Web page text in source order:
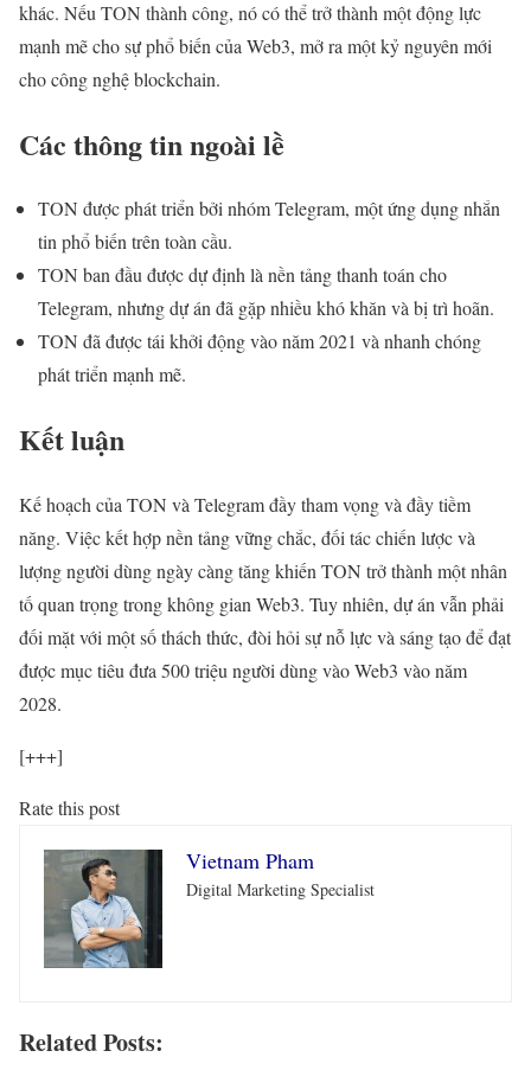
khác. Nếu TON thành công, nó có thể trở thành một động lực
mạnh mẽ cho sự phổ biến của Web3, mở ra một kỷ nguyên mới
cho công nghệ blockchain.
Các thông tin ngoài lề
TON được phát triển bởi nhóm Telegram, một ứng dụng nhắn
tin phổ biến trên toàn cầu.
TON ban đầu được dự định là nền tảng thanh toán cho
Telegram, nhưng dự án đã gặp nhiều khó khăn và bị trì hoãn.
TON đã được tái khởi động vào năm 2021 và nhanh chóng
phát triển mạnh mẽ.
Kết luận
Kế hoạch của TON và Telegram đầy tham vọng và đầy tiềm
năng. Việc kết hợp nền tảng vững chắc, đối tác chiến lược và
lượng người dùng ngày càng tăng khiến TON trở thành một nhân
tố quan trọng trong không gian Web3. Tuy nhiên, dự án vẫn phải
đối mặt với một số thách thức, đòi hỏi sự nỗ lực và sáng tạo để đạt
được mục tiêu đưa 500 triệu người dùng vào Web3 vào năm
2028.
[+++]
Rate this post
Vietnam Pham
Digital Marketing Specialist
Related Posts: